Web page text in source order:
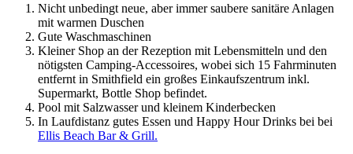
Nicht unbedingt neue, aber immer saubere sanitäre Anlagen
mit warmen Duschen
Gute Waschmaschinen
Kleiner Shop an der Rezeption mit Lebensmitteln und den
nötigsten Camping-Accessoires, wobei sich 15 Fahrminuten
entfernt in Smithfield ein großes Einkaufszentrum inkl.
Supermarkt, Bottle Shop befindet.
Pool mit Salzwasser und kleinem Kinderbecken
In Laufdistanz gutes Essen und Happy Hour Drinks bei bei
Ellis Beach Bar & Grill.